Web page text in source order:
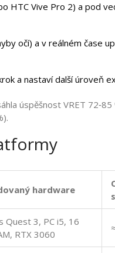
HTC Vive Pro 2) a pod
očí) a v reálném čase
a nastaví další úroveň
úspěšnost VRET
hardware
Quest 3, PC i5, 16
RTX 3060